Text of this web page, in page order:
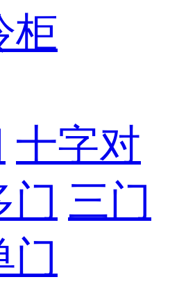
柜
十字对
门 三门
门